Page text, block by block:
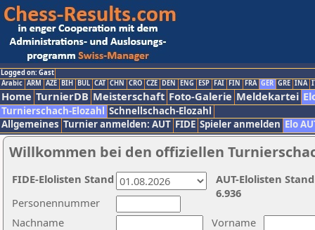
Logged on: Gast
Arabic ARM AZE BIH BUL CAT CHN CRO CZE DEN ENG ESP FAI FIN FRA GER GRE INA
Home TurnierDB Meisterschaft Foto-Galerie Meldekartei
Turnierschach-Elozahl Schnellschach-Elozahl
Allgemeines Turnier anmelden: AUT FIDE Spieler anmelden Elo
Willkommen bei den offiziellen
Nachname
Vorname
Personennummer
AUT-Elolisten
6.936
FIDE-Elolisten Stand